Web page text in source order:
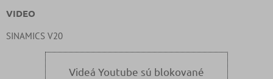
VIDEO
SINAMICS V20
Videá Youtube sú blokované